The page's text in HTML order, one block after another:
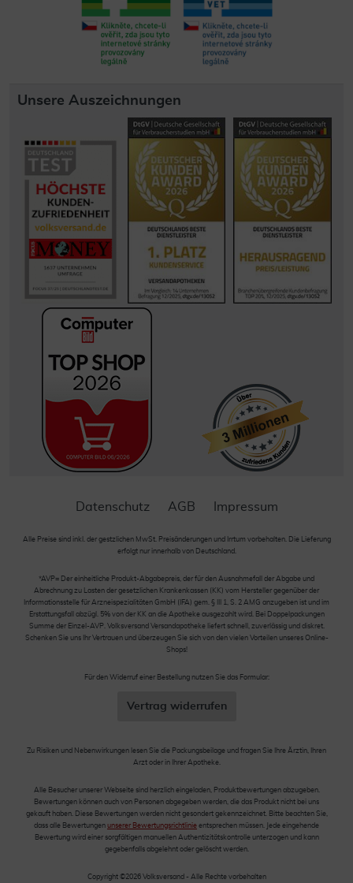
Unsere Auszeichnungen
Datenschutz AGB Impressum
Alle Preise sind inkl. der gestzlichen MwSt. Preisänderungen und Irrtum vorbehalten. Die Lieferung
erfolgt nur innerhalb von Deutschland.
*AVP= Der einheitliche Produkt-Abgabepreis, der für den Ausnahmefall der Abgabe und
Abrechnung zu Lasten der gesetzlichen Krankenkassen (KK) vom Hersteller gegenüber der
Informationsstelle für Arzneispezialitäten GmbH (IFA) gem. § III 1, S. 2 AMG anzugeben ist und im
Erstattungsfall abzügl. 5% von der KK an die Apotheke ausgezahlt wird. Bei Doppelpackungen
Summe der Einzel-AVP. Volksversand Versandapotheke liefert schnell, zuverlässig und diskret.
Schenken Sie uns Ihr Vertrauen und überzeugen Sie sich von den vielen Vorteilen unseres Online-
Shops!
Für den Widerruf einer Bestellung nutzen Sie das Formular:
Vertrag widerrufen
Zu Risiken und Nebenwirkungen lesen Sie die Packungsbeilage und fragen Sie Ihre Ärztin, Ihren
Arzt oder in Ihrer Apotheke.
Alle Besucher unserer Webseite sind herzlich eingeladen, Produktbewertungen abzugeben.
Bewertungen können auch von Personen abgegeben werden, die das Produkt nicht bei uns
gekauft haben. Diese Bewertungen werden nicht gesondert gekennzeichnet. Bitte beachten Sie,
dass alle Bewertungen unserer Bewertungsrichtlinie entsprechen müssen. Jede eingehende
Bewertung wird einer sorgfältigen manuellen Authentizitätskontrolle unterzogen und kann
gegebenfalls abgelehnt oder gelöscht werden.
Copyright ©2026 Volksversand - Alle Rechte vorbehalten